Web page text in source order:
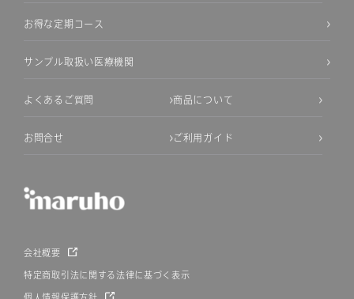
お得な定期コース
サンプル取扱い医療機関
よくあるご質問 商品について
お問合せ ご利用ガイド
会社概要
特定商取引法に関する法律に基づく表示
個人情報保護方針